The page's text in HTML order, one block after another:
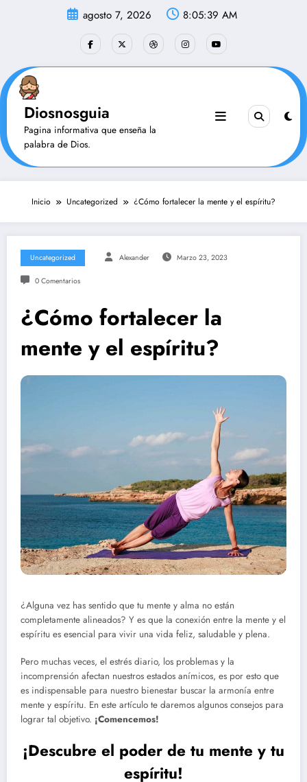
agosto 7, 2026 8:05:41 AM
Diosnosguia
Pagina informativa que enseña la
palabra de Dios.
Inicio Uncategorized ¿Cómo fortalecer la mente y el espíritu?
Uncategorized Alexander Marzo 23, 2023
0 Comentarios
¿Cómo fortalecer la
mente y el espíritu?
¿Alguna vez has sentido que tu mente y alma no están
completamente alineados? Y es que la conexión entre la mente y el
espíritu es esencial para vivir una vida feliz, saludable y plena.
Pero muchas veces, el estrés diario, los problemas y la
incomprensión afectan nuestros estados anímicos, es por esto que
es indispensable para nuestro bienestar buscar la armonía entre
mente y espíritu. En este artículo te daremos algunos consejos para
lograr tal objetivo. ¡Comencemos!
¡Descubre el poder de tu mente y tu
espíritu!